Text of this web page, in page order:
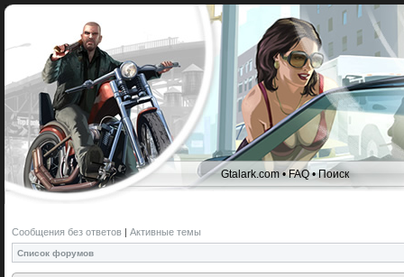
Gtalark.com •FAQ•Поиск
Сообщения без ответов | Активные темы
Список форумов